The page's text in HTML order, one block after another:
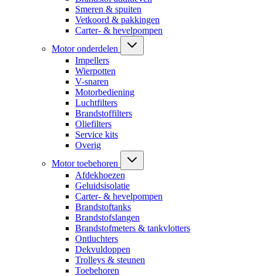
Smeren & spuiten
Vetkoord & pakkingen
Carter- & hevelpompen
Motor onderdelen
Impellers
Wierpotten
V-snaren
Motorbediening
Luchtfilters
Brandstoffilters
Oliefilters
Service kits
Overig
Motor toebehoren
Afdekhoezen
Geluidsisolatie
Carter- & hevelpompen
Brandstoftanks
Brandstofslangen
Brandstofmeters & tankvlotters
Ontluchters
Dekvuldoppen
Trolleys & steunen
Toebehoren